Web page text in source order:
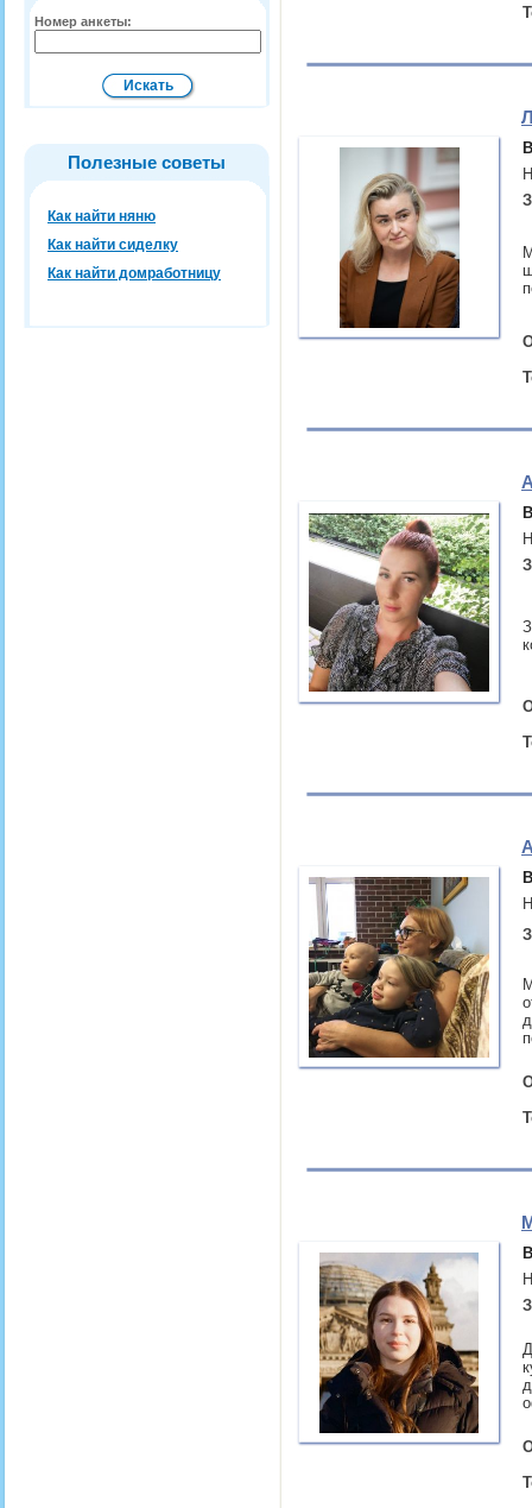
Номер анкеты:
Полезные советы
Как найти няню
Как найти сиделку
Как найти домработницу